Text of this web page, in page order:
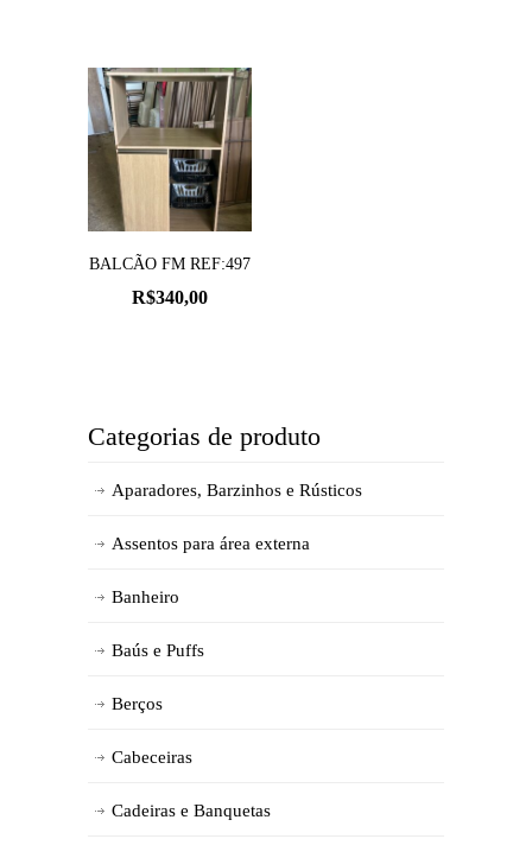
BALCÃO FM REF:497
R$340,00
Categorias de produto
Aparadores, Barzinhos e Rústicos
Assentos para área externa
Banheiro
Baús e Puffs
Berços
Cabeceiras
Cadeiras e Banquetas